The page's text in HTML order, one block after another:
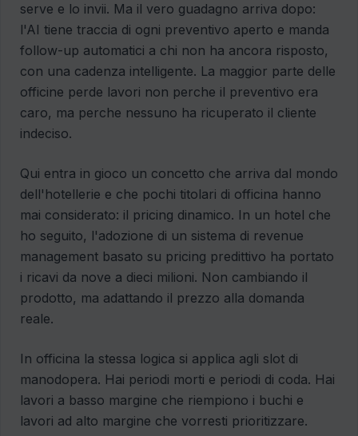
serve e lo invii. Ma il vero guadagno arriva dopo:
l'AI tiene traccia di ogni preventivo aperto e manda
follow-up automatici a chi non ha ancora risposto,
con una cadenza intelligente. La maggior parte delle
officine perde lavori non perche il preventivo era
caro, ma perche nessuno ha ricuperato il cliente
indeciso.
Qui entra in gioco un concetto che arriva dal mondo
dell'hotellerie e che pochi titolari di officina hanno
mai considerato: il pricing dinamico. In un hotel che
ho seguito, l'adozione di un sistema di revenue
management basato su pricing predittivo ha portato
i ricavi da nove a dieci milioni. Non cambiando il
prodotto, ma adattando il prezzo alla domanda
reale.
In officina la stessa logica si applica agli slot di
manodopera. Hai periodi morti e periodi di coda. Hai
lavori a basso margine che riempiono i buchi e
lavori ad alto margine che vorresti prioritizzare.